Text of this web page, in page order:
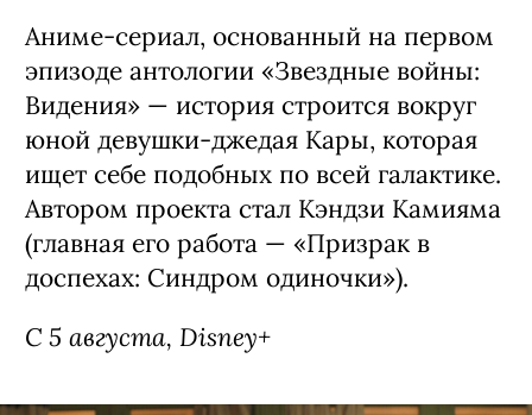
Сериал «Звездные войны: Видения —
Девятый джедай» / Star Wars: Visions
Presents - The Ninth Jedi, премьера